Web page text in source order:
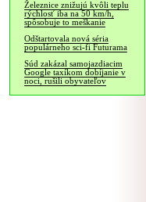
Železnice znižujú kvôli teplu
rýchlosť iba na 50 km/h,
spôsobuje to meškanie
Odštartovala nová séria
populárneho sci-fi Futurama
Súd zakázal samojazdiacim
Google taxíkom dobíjanie v
noci, rušili obyvateľov